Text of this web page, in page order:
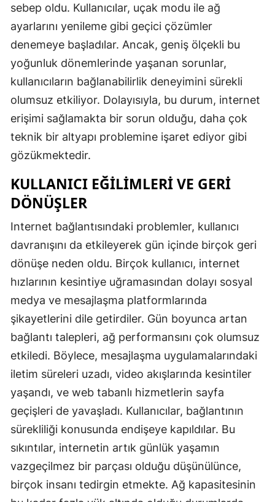
sebep oldu. Kullanıcılar, uçak modu ile ağ
ayarlarını yenileme gibi geçici çözümler
denemeye başladılar. Ancak, geniş ölçekli bu
yoğunluk dönemlerinde yaşanan sorunlar,
kullanıcıların bağlanabilirlik deneyimini sürekli
olumsuz etkiliyor. Dolayısıyla, bu durum, internet
erişimi sağlamakta bir sorun olduğu, daha çok
teknik bir altyapı problemine işaret ediyor gibi
gözükmektedir.
KULLANICI EĞILIMLERI VE GERI
DÖNÜŞLER
Internet bağlantısındaki problemler, kullanıcı
davranışını da etkileyerek gün içinde birçok geri
dönüşe neden oldu. Birçok kullanıcı, internet
hızlarının kesintiye uğramasından dolayı sosyal
medya ve mesajlaşma platformlarında
şikayetlerini dile getirdiler. Gün boyunca artan
bağlantı talepleri, ağ performansını çok olumsuz
etkiledi. Böylece, mesajlaşma uygulamalarındaki
iletim süreleri uzadı, video akışlarında kesintiler
yaşandı, ve web tabanlı hizmetlerin sayfa
geçişleri de yavaşladı. Kullanıcılar, bağlantının
sürekliliği konusunda endişeye kapıldılar. Bu
sıkıntılar, internetin artık günlük yaşamın
vazgeçilmez bir parçası olduğu düşünülünce,
birçok insanı tedirgin etmekte. Ağ kapasitesinin